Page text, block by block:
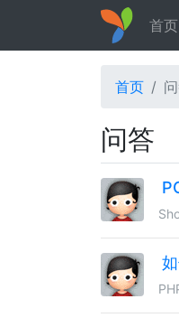
首页
首页
问答